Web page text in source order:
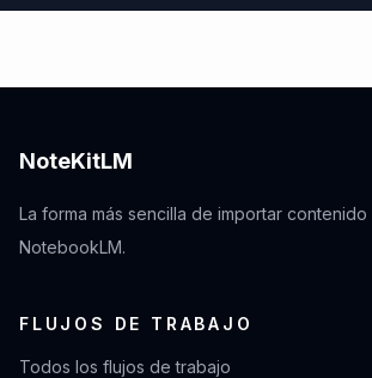
NoteKitLM
La forma más sencilla de importar contenido
NotebookLM.
FLUJOS DE TRABAJO
Todos los flujos de trabajo